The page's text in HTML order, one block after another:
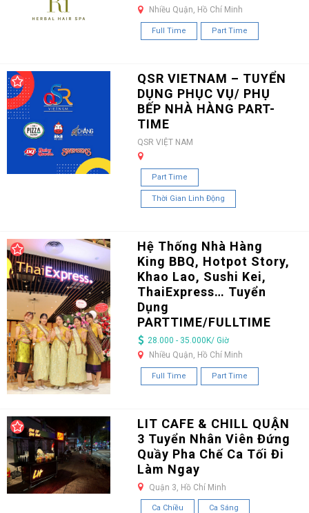
Nhiều Quận, Hồ Chí Minh
Full Time Part Time
QSR VIETNAM – TUYỂN
DỤNG PHỤC VỤ/ PHỤ
BẾP NHÀ HÀNG PART-
TIME
QSR VIỆT NAM
Part Time
Thời Gian Linh Động
Hệ Thống Nhà Hàng
King BBQ, Hotpot Story,
Khao Lao, Sushi Kei,
ThaiExpress… Tuyển
Dụng
PARTTIME/FULLTIME
28.000 - 35.000K/ Giờ
Nhiều Quận, Hồ Chí Minh
Full Time Part Time
LIT CAFE & CHILL QUẬN
3 Tuyển Nhân Viên Đứng
Quầy Pha Chế Ca Tối Đi
Làm Ngay
Quận 3, Hồ Chí Minh
Ca Chiều Ca Sáng